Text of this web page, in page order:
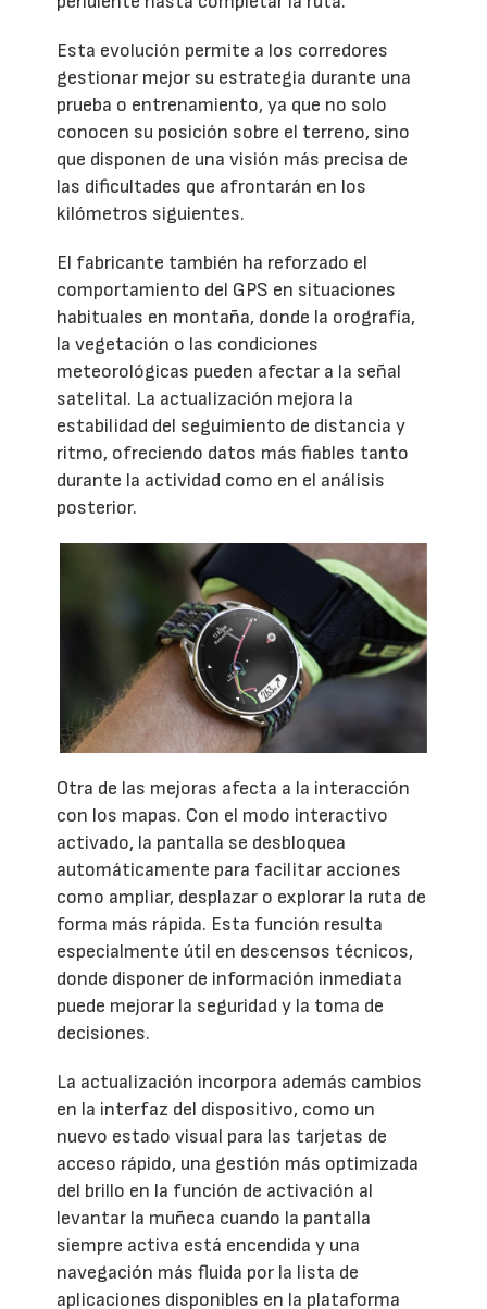
Esta evolución permite a los corredores
gestionar mejor su estrategia durante una
prueba o entrenamiento, ya que no solo
conocen su posición sobre el terreno, sino
que disponen de una visión más precisa de
las dificultades que afrontarán en los
kilómetros siguientes.
El fabricante también ha reforzado el
comportamiento del GPS en situaciones
habituales en montaña, donde la orografía,
la vegetación o las condiciones
meteorológicas pueden afectar a la señal
satelital. La actualización mejora la
estabilidad del seguimiento de distancia y
ritmo, ofreciendo datos más fiables tanto
durante la actividad como en el análisis
posterior.
Otra de las mejoras afecta a la interacción
con los mapas. Con el modo interactivo
activado, la pantalla se desbloquea
automáticamente para facilitar acciones
como ampliar, desplazar o explorar la ruta de
forma más rápida. Esta función resulta
especialmente útil en descensos técnicos,
donde disponer de información inmediata
puede mejorar la seguridad y la toma de
decisiones.
La actualización incorpora además cambios
en la interfaz del dispositivo, como un
nuevo estado visual para las tarjetas de
acceso rápido, una gestión más optimizada
del brillo en la función de activación al
levantar la muñeca cuando la pantalla
siempre activa está encendida y una
navegación más fluida por la lista de
aplicaciones disponibles en la plataforma